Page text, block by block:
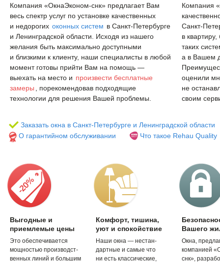
Компания «ОкнаЭконом-снк» предлагает Вам
весь спектр услуг по установке качественных
и недорогих оконных систем в Санкт-Петербурге
и Ленинградской области. Исходя из нашего
желания быть максимально доступными
и близкими к клиенту, наши специалисты в любой
момент готовы прийти Вам на помощь —
выехать на место и произвести бесплатные
замеры
, порекомендовав подходящие
технологии для решения Вашей проблемы.
Компания
Санкт-
в
таких
а в Вашем
оценили
не
своим
Заказать окна в Санкт-Петербурге и Ленинградской области
О гарантийном обслуживании
Что такое Rehau Quality
Выгодные и
приемлемые цены
Это обеспечивается
мощностью производст-
венных линий и большим
Комфорт, тишина,
уют и спокойствие
Наши окна — нестан-
дартные и самые что
ни есть классические,
Вашего
Окна,
компанией
снк»,